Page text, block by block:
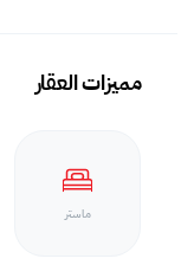
مميزات العقار
ماستر